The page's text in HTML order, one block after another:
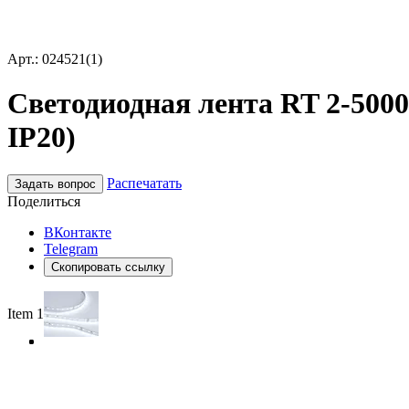
Арт.: 024521(1)
Светодиодная лента RT 2-
IP20)
Задать вопрос
Распечатать
Поделиться
ВКонтакте
Telegram
Скопировать ссылку
Item 1 of 3